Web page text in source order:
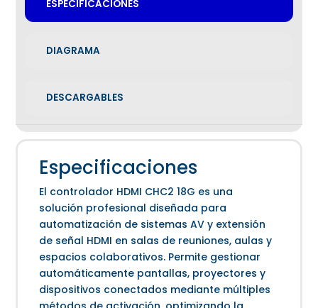
ESPECIFICACIONES
DIAGRAMA
DESCARGABLES
Especificaciones
El controlador HDMI CHC2 18G es una
solución profesional diseñada para
automatización de sistemas AV y extensión
de señal HDMI en salas de reuniones, aulas y
espacios colaborativos. Permite gestionar
automáticamente pantallas, proyectores y
dispositivos conectados mediante múltiples